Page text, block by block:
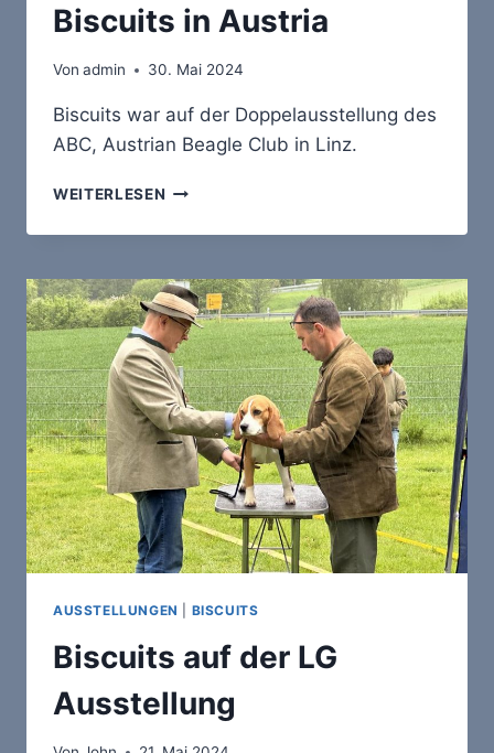
Biscuits in Austria
Von admin 30. Mai 2024
Biscuits war auf der Doppelausstellung des
ABC, Austrian Beagle Club in Linz.
WEITERLESEN BISCUITS
AUSTRIA
AUSSTELLUNGEN BISCUITS
Biscuits auf der LG
Ausstellung